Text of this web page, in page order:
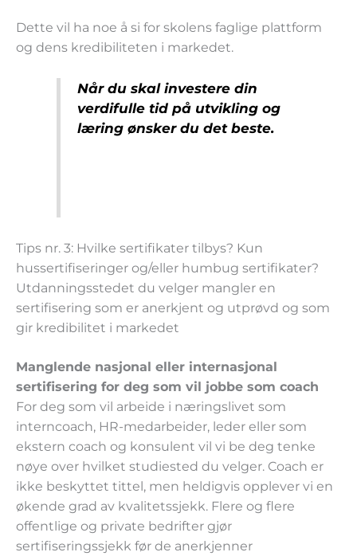
Dette vil ha noe å si for skolens faglige plattform
og dens kredibiliteten i markedet.
Når du skal investere din
verdifulle tid på utvikling og
læring ønsker du det beste.
Tips nr. 3: Hvilke sertifikater tilbys? Kun
hussertifiseringer og/eller humbug sertifikater?
Utdanningsstedet du velger mangler en
sertifisering som er anerkjent og utprøvd og som
gir kredibilitet i markedet
Manglende nasjonal eller internasjonal
sertifisering for deg som vil jobbe som coach
For deg som vil arbeide i næringslivet som
interncoach, HR-medarbeider, leder eller som
ekstern coach og konsulent vil vi be deg tenke
nøye over hvilket studiested du velger. Coach er
ikke beskyttet tittel, men heldigvis opplever vi en
økende grad av kvalitetssjekk. Flere og flere
offentlige og private bedrifter gjør
sertifiseringssjekk før de anerkjenner